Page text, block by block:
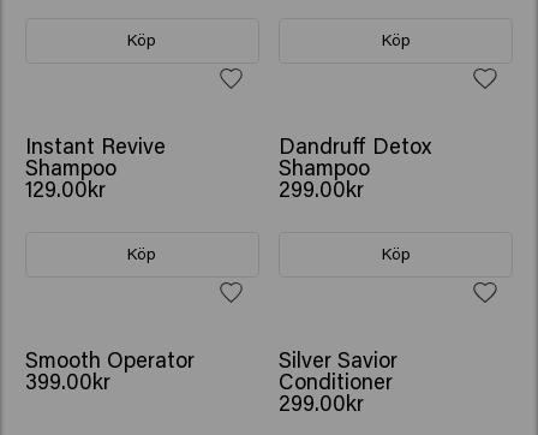
Köp Köp
NY
Instant Revive
Shampoo
129.00kr
Köp
Dandruff Detox
Shampoo
299.00kr
Köp
Smooth Operator
399.00kr
Silver Savior
Conditioner
299.00kr